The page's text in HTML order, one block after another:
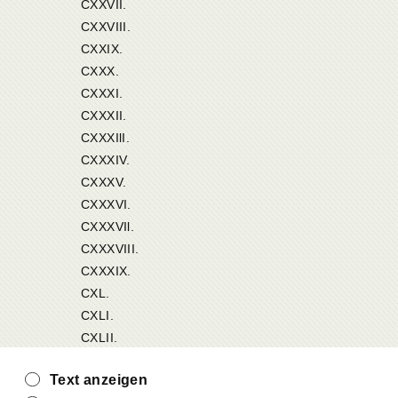
CXXVII.
CXXVIII.
CXXIX.
CXXX.
CXXXI.
CXXXII.
CXXXIlI.
CXXXIV.
CXXXV.
CXXXVI.
CXXXVIl.
CXXXVIII.
CXXXIX.
CXL.
CXLI.
CXLII.
Text anzeigen